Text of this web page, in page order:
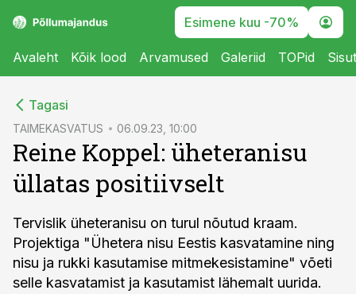
Esimene kuu -70%
Avaleht Kõik lood Arvamused Galeriid TOPid
Tagasi
TAIMEKASVATUS 06.09.23, 10:00
Reine Koppel: üheteranisu
üllatas positiivselt
Tervislik üheteranisu on turul nõutud kraam.
Projektiga "Ühetera nisu Eestis kasvatamine ning
nisu ja rukki kasutamise mitmekesistamine" võeti
selle kasvatamist ja kasutamist lähemalt uurida.